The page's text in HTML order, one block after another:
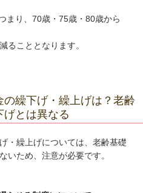
まり、70歳・75歳・80歳から
ることとなります。
の繰下げ・繰上げは？老齢
げとは異なる
・繰上げについては、老齢基礎
いため、注意が必要です。